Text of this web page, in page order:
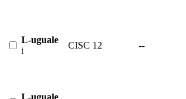
L-uguale
i
CISC 12 --